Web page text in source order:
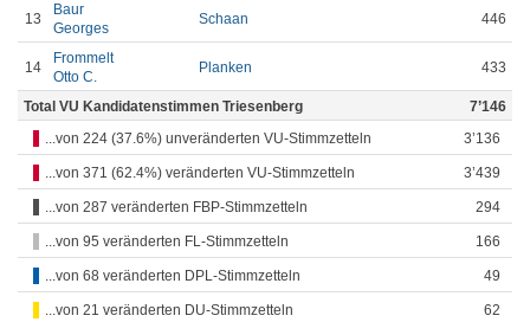
13
Baur
Georges
Schaan 446
14
Frommelt
Otto C.
Planken 433
Total VU Kandidatenstimmen Triesenberg
7’146
...von 224 (37.6%) unveränderten VU-Stimmzetteln
3’136
...von 371 (62.4%) veränderten VU-Stimmzetteln 3’439
...von 287 veränderten FBP-Stimmzetteln 294
...von 95 veränderten FL-Stimmzetteln 166
...von 68 veränderten DPL-Stimmzetteln 49
...von 21 veränderten DU-Stimmzetteln 62